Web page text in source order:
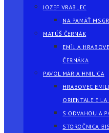
JOZEF VRABLEC
NA PAMÄŤ
MATÚŠ ČERNÁK
EMÍLIA
ČERNÁKA
PAVOL MÁRIA HNILICA
HRABOVEC
ORIENTALE E
S ODVAHOU A
STOROČNICA